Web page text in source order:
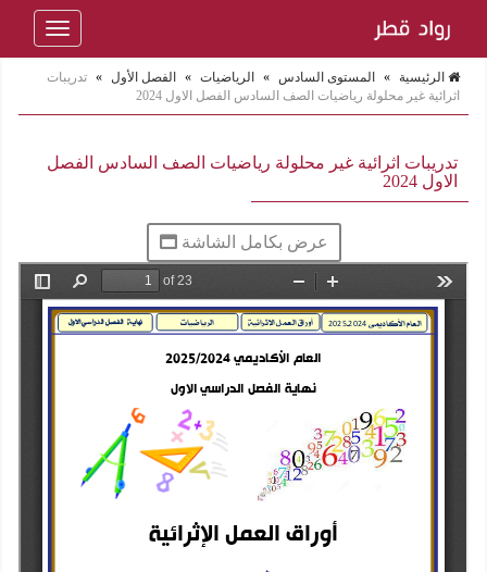
Toggle
الرئيسية » المستوى السادس » الرياضيات » الفصل الأول » تدريبات
اثرائية غير محلولة رياضيات الصف السادس الفصل الاول 2024
تدريبات اثرائية غير محلولة رياضيات الصف السادس الفصل
الاول 2024
عرض بكامل الشاشة